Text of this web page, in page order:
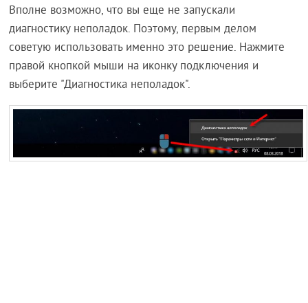
Вполне возможно, что вы еще не запускали
диагностику неполадок. Поэтому, первым делом
советую использовать именно это решение. Нажмите
правой кнопкой мыши на иконку подключения и
выберите "Диагностика неполадок".